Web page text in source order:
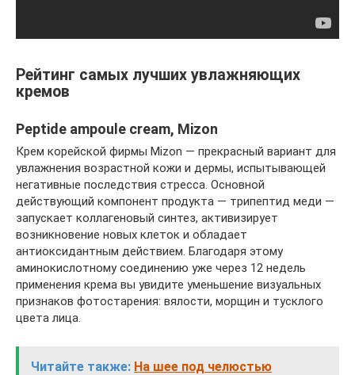
Рейтинг самых лучших увлажняющих
кремов
Peptide ampoule cream, Mizon
Крем корейской фирмы Mizon — прекрасный вариант для
увлажнения возрастной кожи и дермы, испытывающей
негативные последствия стресса. Основной
действующий компонент продукта — трипептид меди —
запускает коллагеновый синтез, активизирует
возникновение новых клеток и обладает
антиоксидантным действием. Благодаря этому
аминокислотному соединению уже через 12 недель
применения крема вы увидите уменьшение визуальных
признаков фотостарения: вялости, морщин и тусклого
цвета лица.
Читайте также: На шее под челюстью